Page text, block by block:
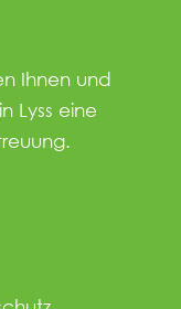
Ihnen und
Lyss eine